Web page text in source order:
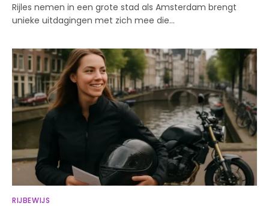
Rijles nemen in een grote stad als Amsterdam brengt
unieke uitdagingen met zich mee die…
RIJBEWIJS